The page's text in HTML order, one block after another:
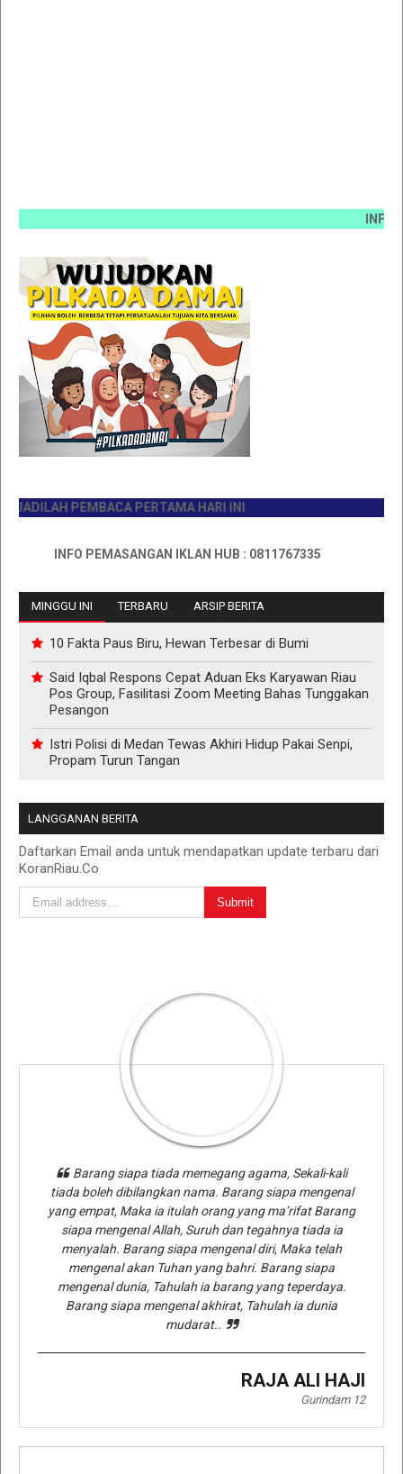
INFO
PEMBACA PERTAMA HARI INI
INFO PEMASANGAN IKLAN HUB : 0811767335
MINGGU INI TERBARU ARSIP BERITA
10 Fakta Paus Biru, Hewan Terbesar di Bumi
Said Iqbal Respons Cepat Aduan Eks Karyawan Riau
Pos Group, Fasilitasi Zoom Meeting Bahas Tunggakan
Pesangon
Istri Polisi di Medan Tewas Akhiri Hidup Pakai Senpi,
Propam Turun Tangan
LANGGANAN BERITA
Daftarkan Email anda untuk mendapatkan update terbaru dari
KoranRiau.Co
Barang siapa tiada memegang agama, Sekali-kali
tiada boleh dibilangkan nama. Barang siapa mengenal
yang empat, Maka ia itulah orang yang ma’rifat Barang
siapa mengenal Allah, Suruh dan tegahnya tiada ia
menyalah. Barang siapa mengenal diri, Maka telah
mengenal akan Tuhan yang bahri. Barang siapa
mengenal dunia, Tahulah ia barang yang teperdaya.
Barang siapa mengenal akhirat, Tahulah ia dunia
mudarat..
RAJA ALI HAJI
Gurindam 12